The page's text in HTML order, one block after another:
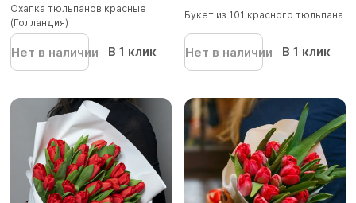
Охапка тюльпанов красные
(Голландия)
Нет в наличии В 1 клик
Букет из 101 красного тюльпана
Нет в наличии В 1 клик